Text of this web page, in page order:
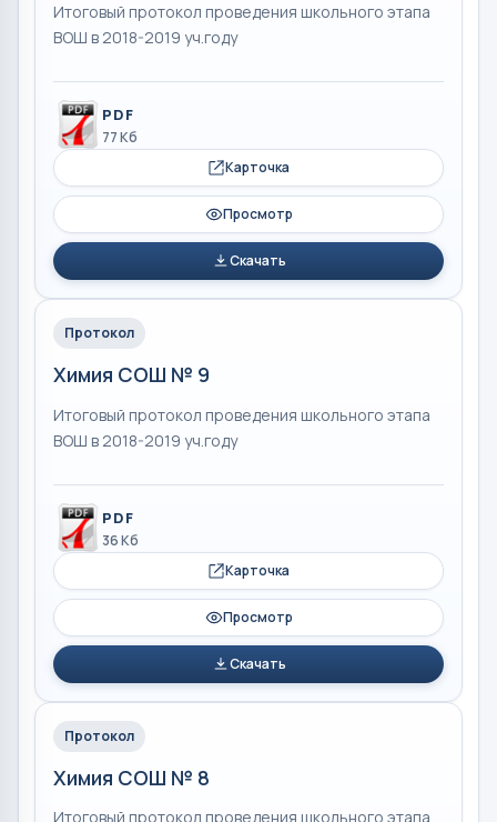
Итоговый протокол проведения школьного этапа
ВОШ в 2018-2019 уч.году
PDF
77 Кб
Карточка
Просмотр
Скачать
Протокол
Химия СОШ № 9
Итоговый протокол проведения школьного этапа
ВОШ в 2018-2019 уч.году
PDF
36 Кб
Карточка
Просмотр
Скачать
Протокол
Химия СОШ № 8
Итоговый протокол проведения школьного этапа